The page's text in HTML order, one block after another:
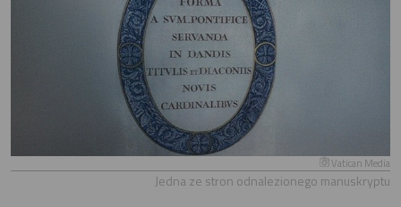
Vatican Media
Jedna ze stron odnalezionego manuskryptu